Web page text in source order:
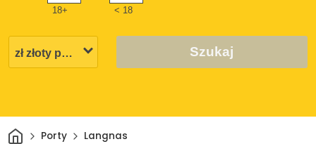
18+ < 18
Szukaj
DomPorty Langnas